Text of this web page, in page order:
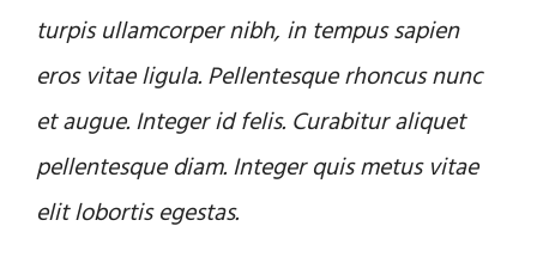
turpis ullamcorper nibh, in tempus sapien
eros vitae ligula. Pellentesque rhoncus nunc
et augue. Integer id felis. Curabitur aliquet
pellentesque diam. Integer quis metus vitae
elit lobortis egestas.